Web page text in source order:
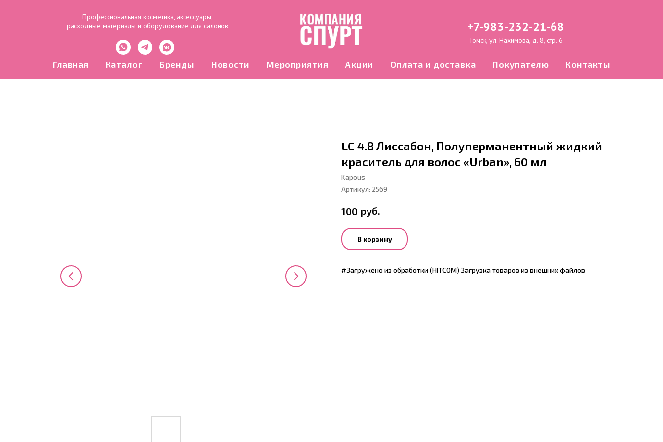
Профессиональная косметика, аксессуары,
расходные материалы и оборудование для салонов
+7-983-232-21-68
Томск, ул. Нахимова, д. 8, стр. 6
Главная Каталог Бренды Новости Мероприятия Акции Оплата и доставка Покупателю Контакты
LC 4.8 Лиссабон, Полуперманентный жидкий
краситель для волос «Urban», 60 мл
Kapous
Артикул: 2569
100 руб.
В корзину
#Загружено из обработки (HITCOM) Загрузка товаров из внешних файлов